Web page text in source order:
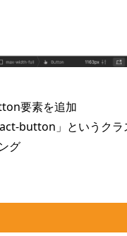
要素を追加
button」というクラ
グ